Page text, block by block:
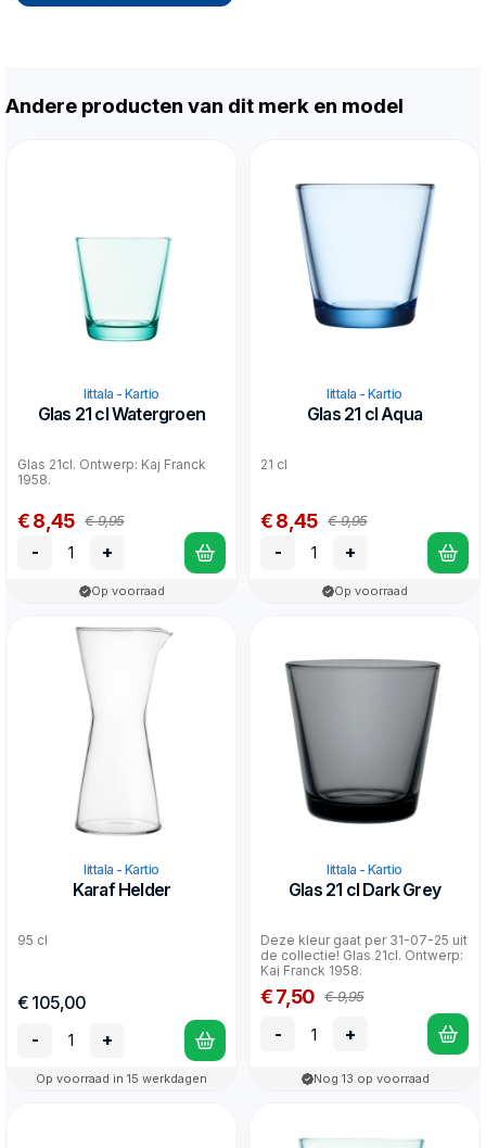
Andere producten van dit merk en model
Iittala - Kartio
Glas 21 cl Watergroen
Glas 21cl. Ontwerp: Kaj Franck
1958.
€ 8,45 € 9,95
- +
Op voorraad
Iittala - Kartio
Glas 21 cl Aqua
21 cl
€ 8,45 € 9,95
- +
Op voorraad
Iittala - Kartio
Karaf Helder
95 cl
€ 105,00
-
+
Op voorraad in 15 werkdagen
Iittala - Kartio
Glas 21 cl Dark Grey
Deze kleur gaat per 31-07-25 uit
de collectie! Glas 21cl. Ontwerp:
Kaj Franck 1958.
€ 7,50 € 9,95
- +
Nog 13 op voorraad